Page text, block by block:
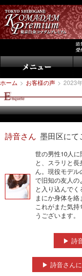
ホーム > お客様の声 > 2023
詩音さん 墨田区に
世の男性10人
と、スラリと
ん。現役モデ
で旧知の友人の
と入り込んで
まにか身体を絡
これがまた気
うございます。
▶ 詩
▶ 詩音さん